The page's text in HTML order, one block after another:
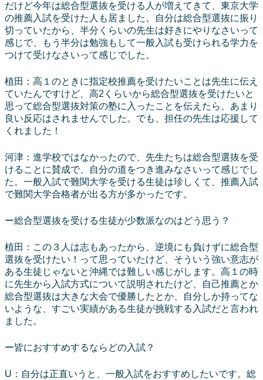
だけど今年は総合型選抜を受ける人が増えてきて、東京大学
の推薦入試を受けた人も居ました。自分は総合型選抜に振り
切っていたから、半分くらいの先生は好きにやりなさいって
感じで、もう半分は勉強もして一般入試も受けられる学力を
つけて受けなさいって感じでした。
植田：高１のときに指定校推薦を受けたいことは先生に伝え
ていたんですけど、高2くらいから総合型選抜を受けたいと
思って総合型選抜対策の塾に入ったことを伝えたら、あまり
良い反応はされませんでした。でも、担任の先生は応援して
くれました！
河津：進学校ではなかったので、先生たちは総合型選抜を受
けることに賛成で、自分の道をつき進みなさいって感じでし
た。一般入試で難関大学を受ける生徒は珍しくて、推薦入試
で難関大学合格者が出る方が多かったです。
ー総合型選抜を受ける生徒が少数派なのはどう思う？
植田：この３人は志もあったから、逆境にも負けずに総合型
選抜を受けたい！って思っていたけど、そういう強い意志が
ある生徒じゃないと沖縄では難しい感じがします。高１の時
に先生から入試方式について説明されたけど、自己推薦とか
総合型選抜は大きな大会で優勝したとか、自分しか持ってな
いような、すごい実績がある生徒が挑戦する入試だと言われ
ました。
ー皆におすすめするならどの入試？
U：自分は正直いうと、一般入試をおすすめしたいです。総